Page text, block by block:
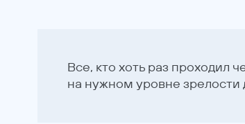
Все, кто хоть раз проходил
на нужном уровне зрелости